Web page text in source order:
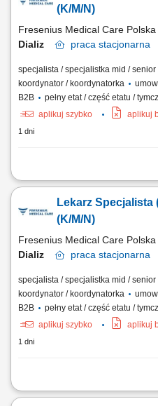
narządowych; Nadzorowanie
(K/M/N)
Fresenius Medical Care Polska
Dializ
praca stacjonarna
specjalista / specjalistka mid /
koordynator / koordynatorka
B2B
pełny etat / część etatu /
aplikuj szybko
aplikuj
1 dni
Do Twoich obowiązków będzie
zdrowotnych u pacjentów
diagnostycznych, a w szczególności
Lekarz Specjalista
(K/M/N)
Fresenius Medical Care Polska
Dializ
praca stacjonarna
specjalista / specjalistka mid /
koordynator / koordynatorka
B2B
pełny etat / część etatu /
aplikuj szybko
aplikuj
1 dni
Do Twoich obowiązków będzie